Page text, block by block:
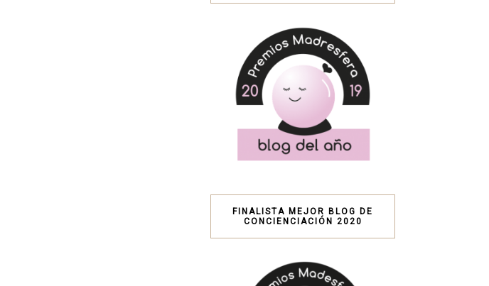
FINALISTA MEJOR BLOG DE
CONCIENCIACIÓN 2020